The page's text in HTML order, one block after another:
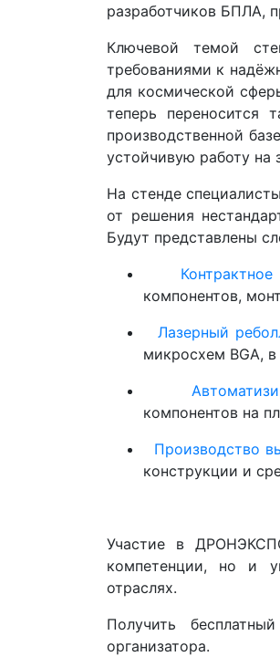
разработчиков БПЛА,
Ключевой темой
требованиями к
для космической
теперь переносится
производственной
устойчивую работу на
На стенде
от решения
Будут представлены
компонентов,
Лазерный
микросхем BGA,
компонентов на
Производство
конструкции и
Участие в
компетенции, но и
отраслях.
Получить
организатора.